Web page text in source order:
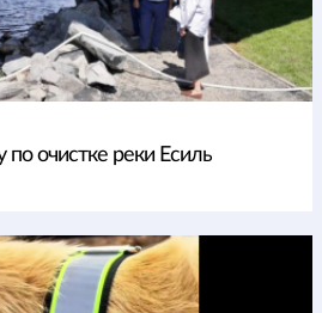
очистке реки Есиль